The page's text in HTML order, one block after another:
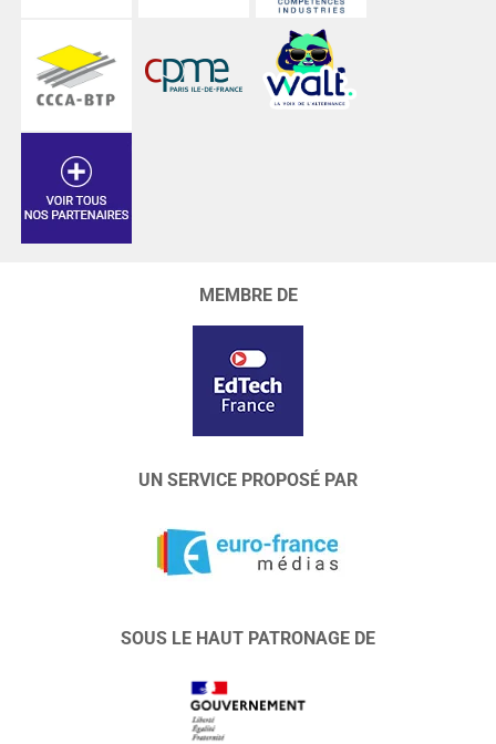
MEMBRE DE
UN SERVICE PROPOSÉ PAR
SOUS LE HAUT PATRONAGE DE